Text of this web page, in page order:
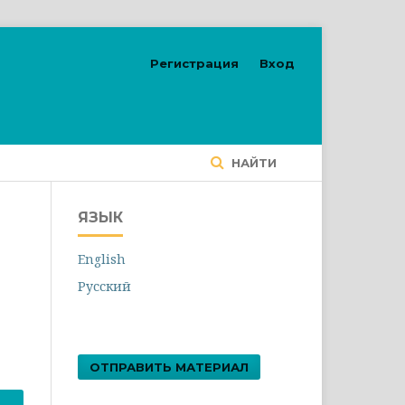
НАЙТИ
Регистрация Вход
ЯЗЫК
English
Русский
ОТПРАВИТЬ МАТЕРИАЛ